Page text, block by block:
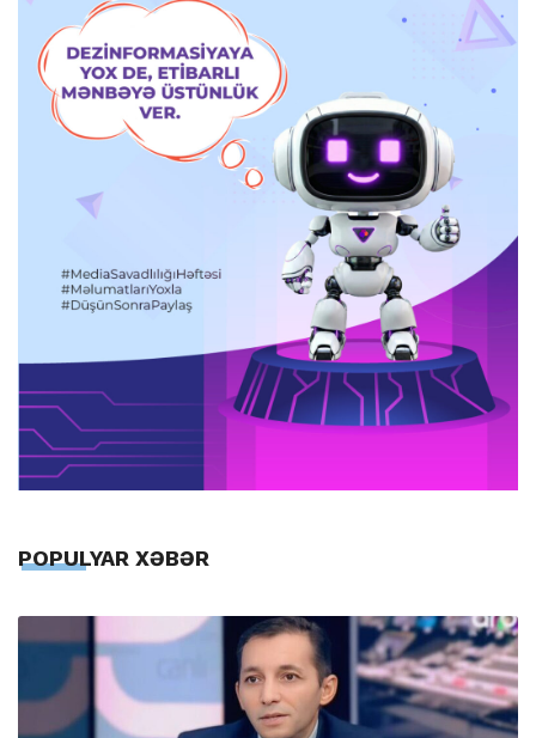
POPULYAR XƏBƏR